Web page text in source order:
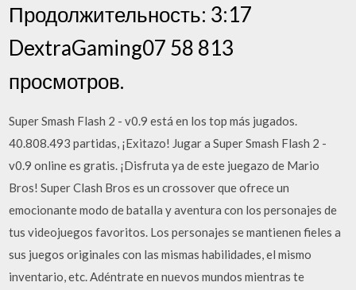
Продолжительность: 3:17
DextraGaming07 58 813
просмотров.
Super Smash Flash 2 - v0.9 está en los top más jugados.
40.808.493 partidas, ¡Exitazo! Jugar a Super Smash Flash 2 -
v0.9 online es gratis. ¡Disfruta ya de este juegazo de Mario
Bros! Super Clash Bros es un crossover que ofrece un
emocionante modo de batalla y aventura con los personajes de
tus videojuegos favoritos. Los personajes se mantienen fieles a
sus juegos originales con las mismas habilidades, el mismo
inventario, etc. Adéntrate en nuevos mundos mientras te